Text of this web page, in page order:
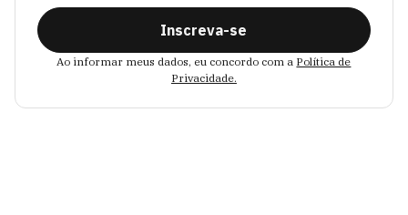
Inscreva-se
Ao informar meus dados, eu concordo com a Política de
Privacidade.